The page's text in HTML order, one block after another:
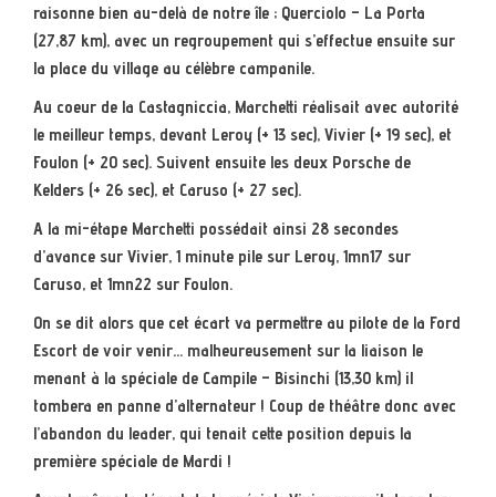
raisonne bien au-delà de notre île ; Querciolo – La Porta
(27,87 km), avec un regroupement qui s’effectue ensuite sur
la place du village au célèbre campanile.
Au coeur de la Castagniccia, Marchetti réalisait avec autorité
le meilleur temps, devant Leroy (+ 13 sec), Vivier (+ 19 sec), et
Foulon (+ 20 sec). Suivent ensuite les deux Porsche de
Kelders (+ 26 sec), et Caruso (+ 27 sec).
A la mi-étape Marchetti possédait ainsi 28 secondes
d’avance sur Vivier, 1 minute pile sur Leroy, 1mn17 sur
Caruso, et 1mn22 sur Foulon.
On se dit alors que cet écart va permettre au pilote de la Ford
Escort de voir venir… malheureusement sur la liaison le
menant à la spéciale de Campile – Bisinchi (13,30 km) il
tombera en panne d’alternateur ! Coup de théâtre donc avec
l’abandon du leader, qui tenait cette position depuis la
première spéciale de Mardi !